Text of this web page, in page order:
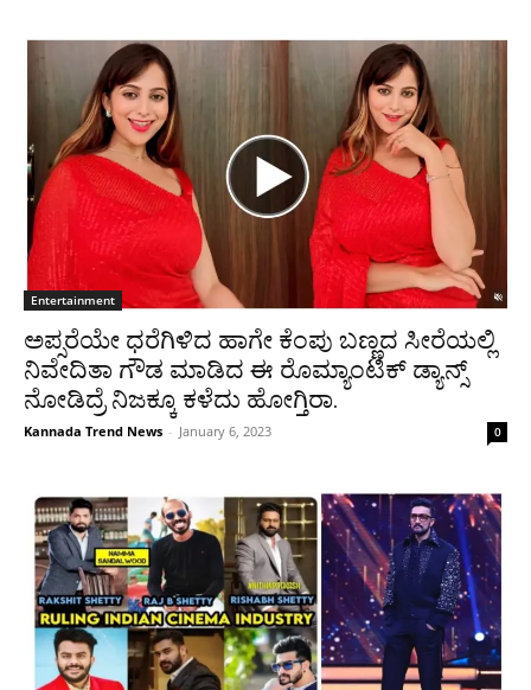
Entertainment
ಅಪ್ಸರೆಯೇ ಧರೆಗಿಳಿದ ಹಾಗೇ ಕೆಂಪು ಬಣ್ಣದ ಸೀರೆಯಲ್ಲಿ
ನಿವೇದಿತಾ ಗೌಡ ಮಾಡಿದ ಈ ರೊಮ್ಯಾಂಟಿಕ್ ಡ್ಯಾನ್ಸ್
ನೋಡಿದ್ರೆ ನಿಜಕ್ಕೂ ಕಳೆದು ಹೋಗ್ತಿರಾ.
Kannada Trend News - January 6, 2023 0